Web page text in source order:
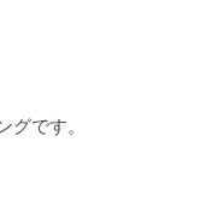
です。